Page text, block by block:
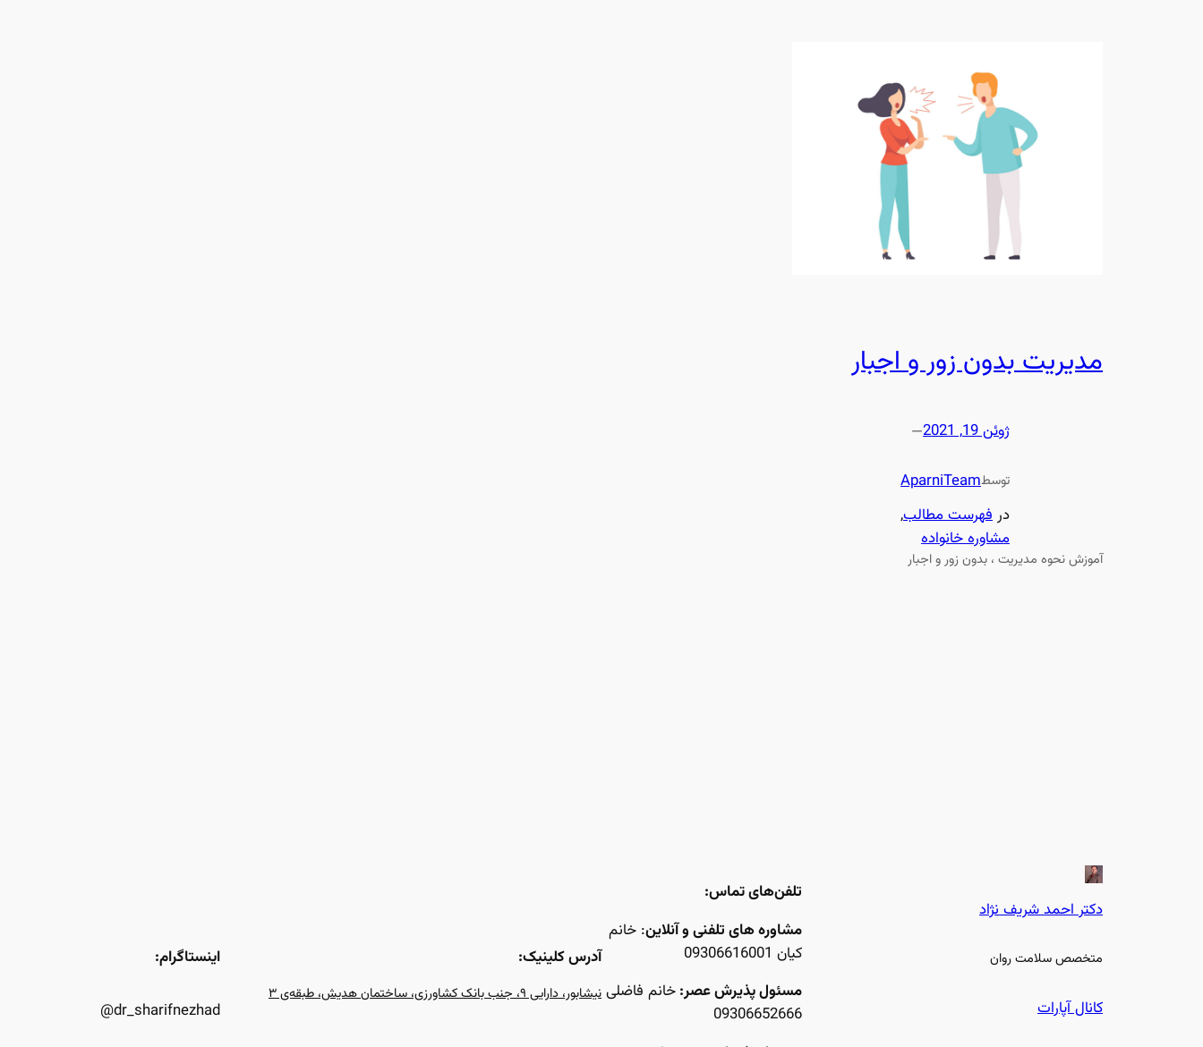
مدیریت بدون زور و اجبار
ژوئن 19, 2021 —
توسطAparniTeam
در فهرست مطالب,
مشاوره خانواده
آموزش نحوه مدیریت ، بدون زور و اجبار
دکتر احمد شریف نژاد
متخصص سلامت روان
کانال آپارات
تلفن‌های تماس:
مشاوره های تلفنی و آنلاین: خانم
کیان 09306616001
مسئول پذیرش عصر:خانم فاضلی
09306652666
آدرس کلینیک:
نیشابور، دارایی ۹، جنب بانک کشاورزی، ساختمان هدیش، طبقه‌ی ۳
اینستاگرام:
dr_sharifnezhad@